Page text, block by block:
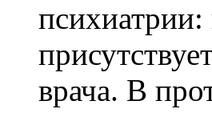
психиатрии:
врача. В